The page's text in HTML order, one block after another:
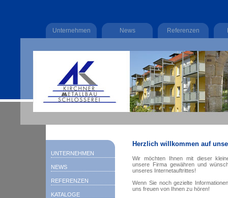
Unternehmen News Referenzen
UNTERNEHMEN
NEWS
REFERENZEN
KATALOGE
Herzlich willkommen auf
Wir möchten Ihnen mit dieser
unsere Firma gewähren und
unseres Internetauftrittes!
Wenn Sie noch gezielte
uns freuen von Ihnen zu hören!